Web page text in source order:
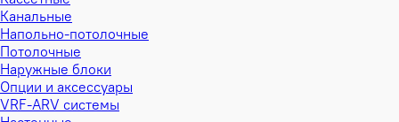
Канальные
Напольно-потолочные
Потолочные
Наружные блоки
Опции и аксессуары
VRF-ARV системы